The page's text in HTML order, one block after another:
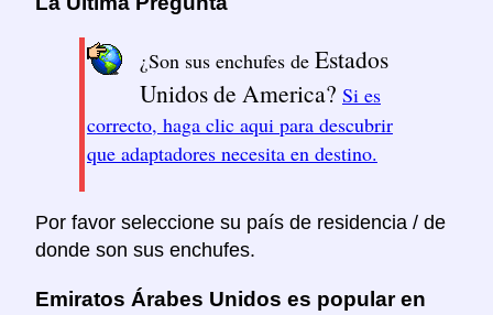
¿Son sus enchufes de Estados
Unidos de America? Si es
correcto, haga clic aqui para descubrir
que adaptadores necesita en destino.
Por favor seleccione su país de residencia / de
donde son sus enchufes.
Emiratos Árabes Unidos es popular en